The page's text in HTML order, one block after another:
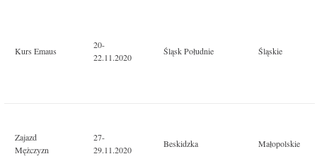
Kurs Emaus
20-
22.11.2020
Śląsk Południe Śląskie
Zajazd
Mężczyzn
27-
29.11.2020
Beskidzka Małopolskie